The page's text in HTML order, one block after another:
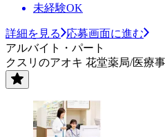
未経験OK
詳細を見る
応募画面に進む
アルバイト・パート
クスリのアオキ 花堂薬局/医療